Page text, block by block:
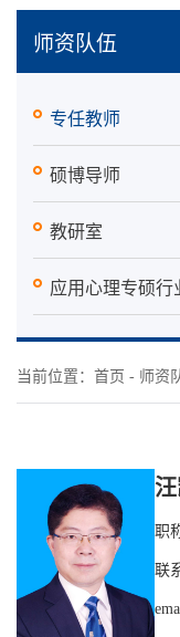
师资队伍
专任教师
硕博导师
教研室
应用心理专硕行
当前位置： 首页 - 师资
职
联